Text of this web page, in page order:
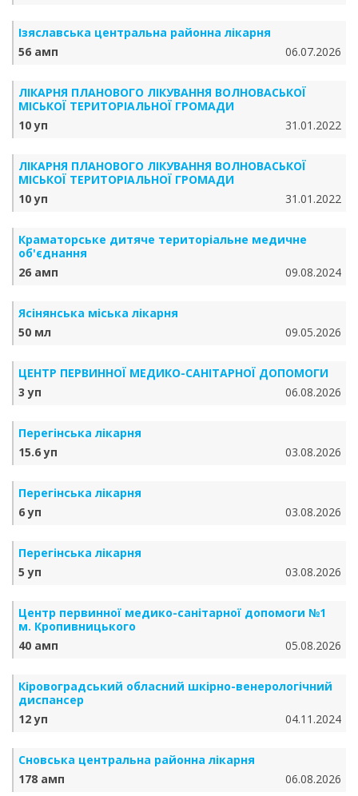
Ізяславська центральна районна лікарня
56 амп
06.07.2026
ЛІКАРНЯ ПЛАНОВОГО ЛІКУВАННЯ ВОЛНОВАСЬКОЇ
МІСЬКОЇ ТЕРИТОРІАЛЬНОЇ ГРОМАДИ
10 уп
31.01.2022
ЛІКАРНЯ ПЛАНОВОГО ЛІКУВАННЯ ВОЛНОВАСЬКОЇ
МІСЬКОЇ ТЕРИТОРІАЛЬНОЇ ГРОМАДИ
10 уп
31.01.2022
Краматорське дитяче територіальне медичне
об'єднання
26 амп
09.08.2024
Ясінянська міська лікарня
50 мл
09.05.2026
ЦЕНТР ПЕРВИННОЇ МЕДИКО-САНІТАРНОЇ ДОПОМОГИ
3 уп
06.08.2026
Перегінська лікарня
15.6 уп
03.08.2026
Перегінська лікарня
6 уп
03.08.2026
Перегінська лікарня
5 уп
03.08.2026
Центр первинної медико-санітарної допомоги №1
м. Кропивницького
40 амп
05.08.2026
Кіровоградський обласний шкірно-венерологічний
диспансер
12 уп
04.11.2024
Сновська центральна районна лікарня
178 амп
06.08.2026